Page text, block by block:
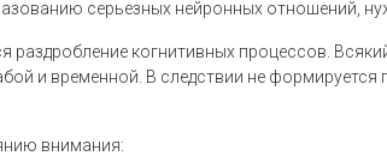
серьезных нейронных отношений,
раздробление когнитивных процессов.
и временной. В следствии не
внимания: